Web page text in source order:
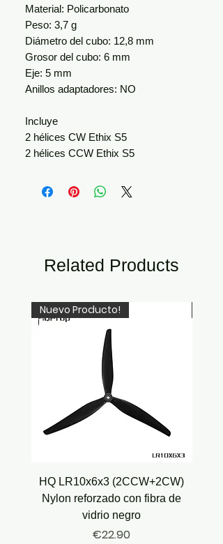
Material: Policarbonato
Peso: 3,7 g
Diámetro del cubo: 12,8 mm
Grosor del cubo: 6 mm
Eje: 5 mm
Anillos adaptadores: NO
Incluye
2 hélices CW Ethix S5
2 hélices CCW Ethix S5
Related Products
Nuevo Producto!
HQ LR10x6x3 (2CCW+2CW)
Nylon reforzado con fibra de
vidrio negro
Price
€22.90